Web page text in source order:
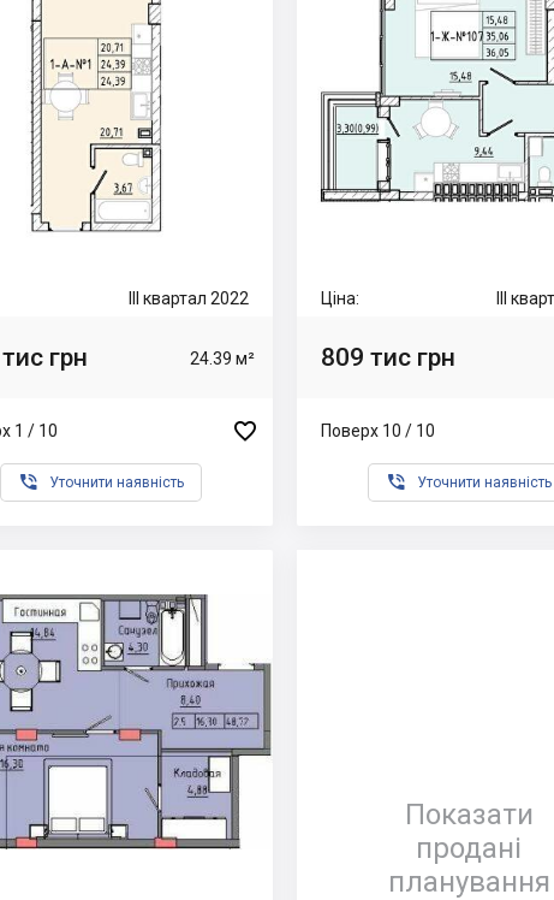
III квартал 2022
грн 24.39 м²
1 / 10 
 Уточнити наявність
Ціна: III
809 тис грн
Поверх 10 / 10
 Уточнити наявність
Показати
продані
планування